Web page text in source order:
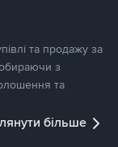
та продажу за
з
та
більше